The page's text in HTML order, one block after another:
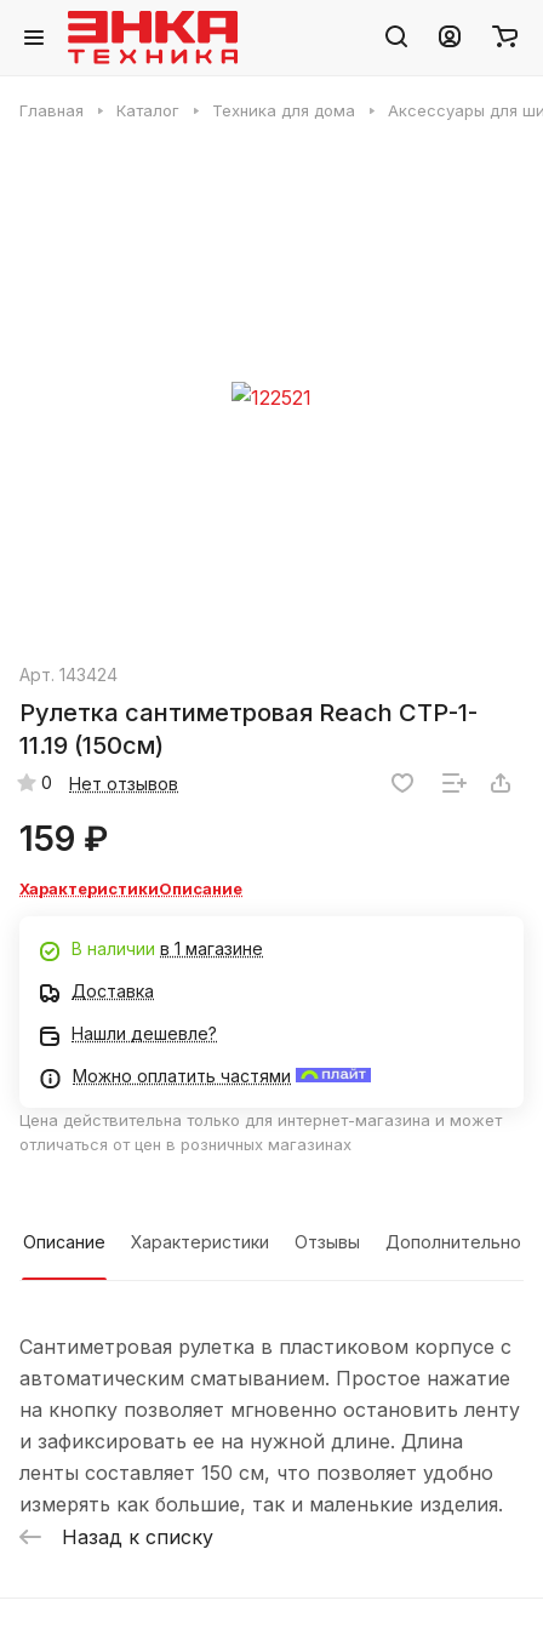
Главная Каталог Техника для дома Аксессуары для
Арт. 143424
Рулетка сантиметровая Reach СТР-1-
11.19 (150см)
0 Нет отзывов
159 ₽
ХарактеристикиОписание
В наличии в 1 магазине
Доставка
Нашли дешевле?
Можно оплатить частями
Цена действительна только для интернет-магазина и может
отличаться от цен в розничных магазинах
Описание Характеристики Отзывы Дополнительно
Сантиметровая рулетка в пластиковом корпусе с
автоматическим сматыванием. Простое нажатие
на кнопку позволяет мгновенно остановить ленту
и зафиксировать ее на нужной длине. Длина
ленты составляет 150 см, что позволяет удобно
измерять как большие, так и маленькие изделия.
Назад к списку